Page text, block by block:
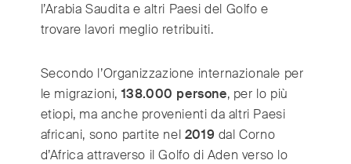
l’Arabia Saudita e altri Paesi del Golfo e
trovare lavori meglio retribuiti.
Secondo l’Organizzazione internazionale per
le migrazioni, 138.000 persone, per lo più
etiopi, ma anche provenienti da altri Paesi
africani, sono partite nel 2019 dal Corno
d’Africa attraverso il Golfo di Aden verso lo